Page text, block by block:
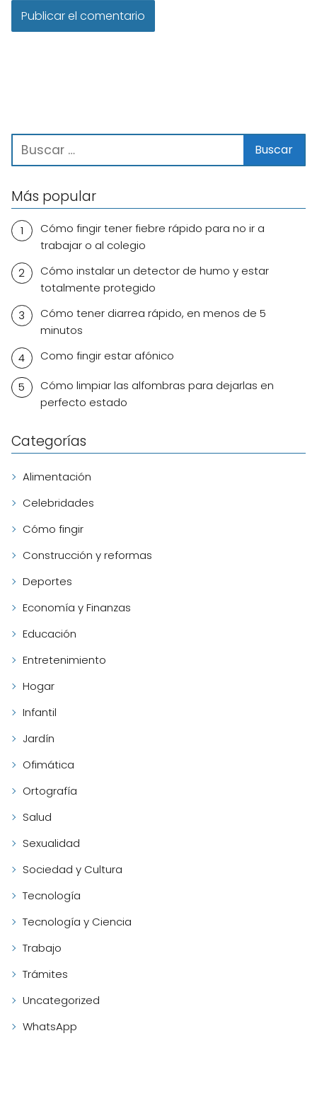
Más popular
Cómo fingir tener fiebre rápido para no ir a
trabajar o al colegio
Cómo instalar un detector de humo y estar
totalmente protegido
Cómo tener diarrea rápido, en menos de 5
minutos
Como fingir estar afónico
Cómo limpiar las alfombras para dejarlas en
perfecto estado
Categorías
Alimentación
Celebridades
Cómo fingir
Construcción y reformas
Deportes
Economía y Finanzas
Educación
Entretenimiento
Hogar
Infantil
Jardín
Ofimática
Ortografía
Salud
Sexualidad
Sociedad y Cultura
Tecnología
Tecnología y Ciencia
Trabajo
Trámites
Uncategorized
WhatsApp